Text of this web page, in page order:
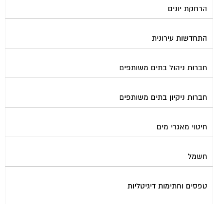
הרחקת יונים
התחדשות עירונית
חברות ניהול בתים משותפים
חברות ניקיון בתים משותפים
חיטוי מאגרי מים
חשמל
טפסים וחתימות דיגיטליות